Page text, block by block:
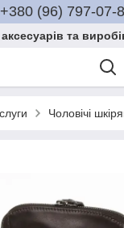
+380 (96) 797-07-
та
Чоловічі